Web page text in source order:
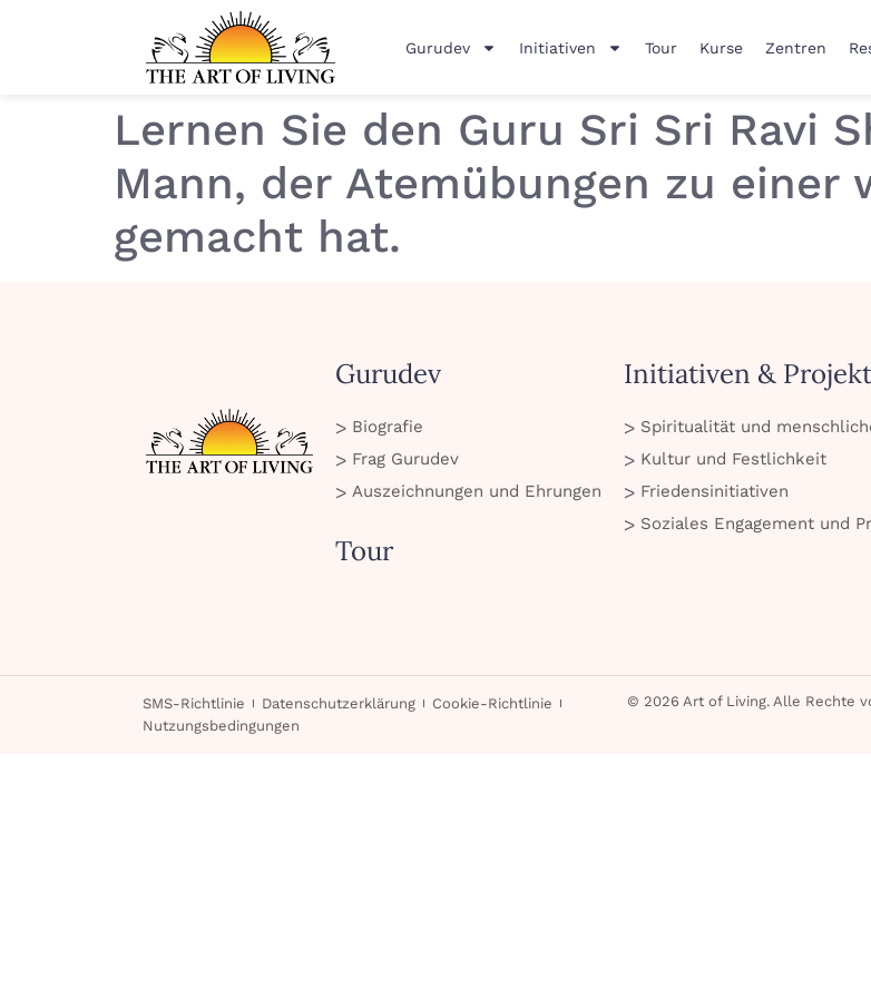
Gurudev Initiativen Tour Kurse Zentren
Lernen Sie den Guru Sri Sri Ravi
Mann, der Atemübungen zu einer
gemacht hat.
Gurudev
Biografie
Frag Gurudev
Auszeichnungen und Ehrungen
Tour
Initiativen &
Spiritualität und
Kultur und Festlichkeit
Friedensinitiativen
Soziales Engagement und
SMS-Richtlinie Datenschutzerklärung
Cookie-Richtlinie
Nutzungsbedingungen
© 2026 Art of Living. Alle Rechte